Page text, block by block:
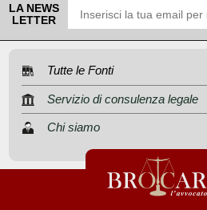
LA NEWS
LETTER
Tutte le Fonti
Servizio di consulenza legale
Chi siamo